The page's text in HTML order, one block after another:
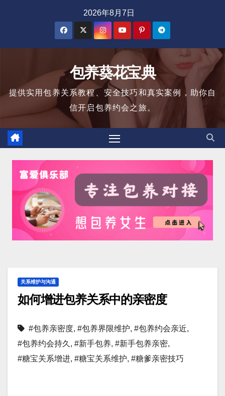
2026年8月7日
包养葵花宝典
提供实用包养关系教程、安全技巧和真实案例，助你自
信开启包养约会之旅。
关系维护与沟通
如何增进包养关系中的亲密度
#包养亲密度, #包养界限维护, #包养约会亲近,
#包养约会持久 , #新手包养, #新手包养亲密,
#糖宝关系增进, #糖宝关系维护, #糖爹亲密技巧